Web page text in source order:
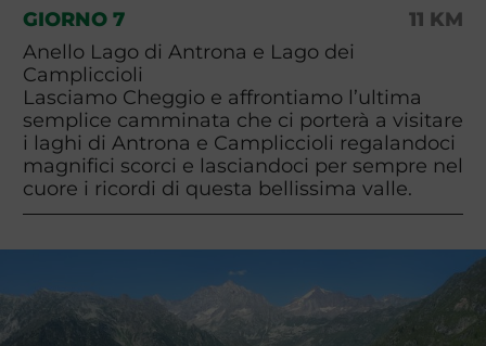
GIORNO 7
11 KM
Anello Lago di Antrona e Lago dei
Campliccioli
Lasciamo Cheggio e affrontiamo l’ultima
semplice camminata che ci porterà a visitare
i laghi di Antrona e Campliccioli regalandoci
magnifici scorci e lasciandoci per sempre nel
cuore i ricordi di questa bellissima valle.